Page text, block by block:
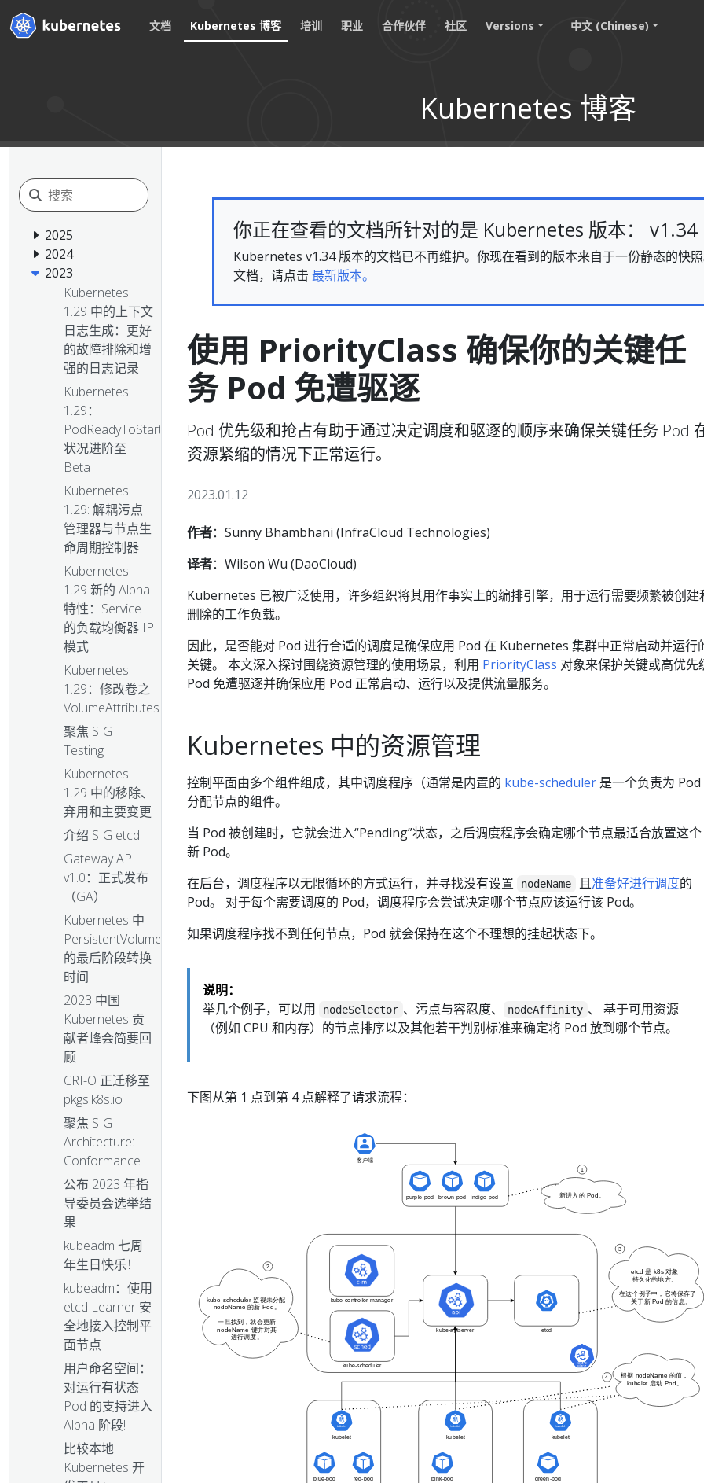
文档 Kubernetes 博客 培训 职业 合作伙伴 社区 Versions 中文 (Chinese)
Kubernetes 博客
2025
2024
2023
Kubernetes
1.29 中的上下文
日志生成：更好
的故障排除和增
强的日志记录
Kubernetes
1.29：
PodReadyToStartContainers
状况进阶至
Beta
Kubernetes
1.29: 解耦污点
管理器与节点生
命周期控制器
Kubernetes
1.29 新的 Alpha
特性：Service
的负载均衡器 IP
模式
Kubernetes
1.29：修改卷之
VolumeAttributesClass
聚焦 SIG
Testing
Kubernetes
1.29 中的移除、
弃用和主要变更
介绍 SIG etcd
Gateway API
v1.0：正式发布
（GA）
Kubernetes 中
PersistentVolume
的最后阶段转换
时间
2023 中国
Kubernetes 贡
献者峰会简要回
顾
CRI-O 正迁移至
pkgs.k8s.io
聚焦 SIG
Architecture:
Conformance
公布 2023 年指
导委员会选举结
果
kubeadm 七周
年生日快乐！
kubeadm：使用
etcd Learner 安
全地接入控制平
面节点
用户命名空间：
对运行有状态
Pod 的支持进入
Alpha 阶段!
比较本地
Kubernetes 开
你正在查看的文档所针对的是 Kubernetes 版本： v1.34
Kubernetes v1.34 版本的文档已不再维护。你现在看到的版本来自于一份静态的快
文档，请点击 最新版本。
使用 PriorityClass 确保你的关键任
务 Pod 免遭驱逐
Pod 优先级和抢占有助于通过决定调度和驱逐的顺序来确保关键任务 Pod
资源紧缩的情况下正常运行。
2023.01.12
作者：Sunny Bhambhani (InfraCloud Technologies)
译者：Wilson Wu (DaoCloud)
Kubernetes 已被广泛使用，许多组织将其用作事实上的编排引擎，用于运行需要频繁被创建
删除的工作负载。
因此，是否能对 Pod 进行合适的调度是确保应用 Pod 在 Kubernetes 集群中正常启动并运行
关键。 本文深入探讨围绕资源管理的使用场景，利用 PriorityClass 对象来保护关键或高优先
Pod 免遭驱逐并确保应用 Pod 正常启动、运行以及提供流量服务。
Kubernetes 中的资源管理
控制平面由多个组件组成，其中调度程序（通常是内置的 kube-scheduler 是一个负责为 Pod
分配节点的组件。
当 Pod 被创建时，它就会进入“Pending”状态，之后调度程序会确定哪个节点最适合放置这个
新 Pod。
在后台，调度程序以无限循环的方式运行，并寻找没有设置
nodeName 且准备好进行调度的
Pod。 对于每个需要调度的 Pod，调度程序会尝试决定哪个节点应该运行该 Pod。
如果调度程序找不到任何节点，Pod 就会保持在这个不理想的挂起状态下。
说明：
举几个例子，可以用
nodeSelector 、污点与容忍度、 nodeAffinity 、 基于可用资源
（例如 CPU 和内存）的节点排序以及其他若干判别标准来确定将 Pod 放到哪个节点。
下图从第 1 点到第 4 点解释了请求流程：